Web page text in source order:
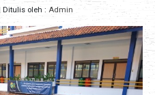
| Ditulis oleh :Admin